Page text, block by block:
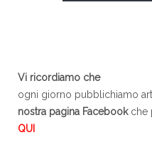
Vi ricordiamo che
ogni giorno pubblichiamo
nostra pagina Facebookche
QUI